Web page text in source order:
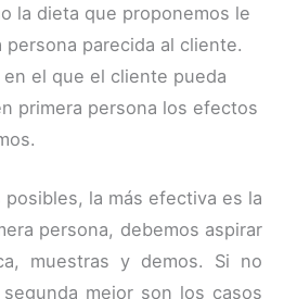
la dieta que proponemos le
parecida al cliente.
en el que el cliente pueda
primera persona los efectos
la más efectiva es la
persona, debemos aspirar
muestras y demos. Si no
mejor son los casos